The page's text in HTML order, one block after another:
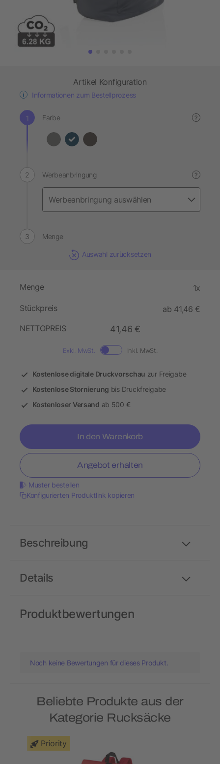
Artikel Konfiguration
Informationen zum Bestellprozess
Farbe ?
Werbeanbringung ?
Menge
Auswahl zurücksetzen
Menge 1x
Stückpreis
ab 41,46 €
NETTOPREIS
41,46 €
Exkl. MwSt. Inkl. MwSt.
Kostenlose digitale Druckvorschau zur Freigabe
Kostenlose Stornierung bis Druckfreigabe
Kostenloser Versand ab 500 €
In den Warenkorb
Angebot erhalten
Muster bestellen
Konfigurierten Produktlink kopieren
Details
Beschreibung
Produktbewertungen
Noch keine Bewertungen für dieses Produkt.
Beliebte Produkte aus der
Kategorie Rucksäcke
Priority